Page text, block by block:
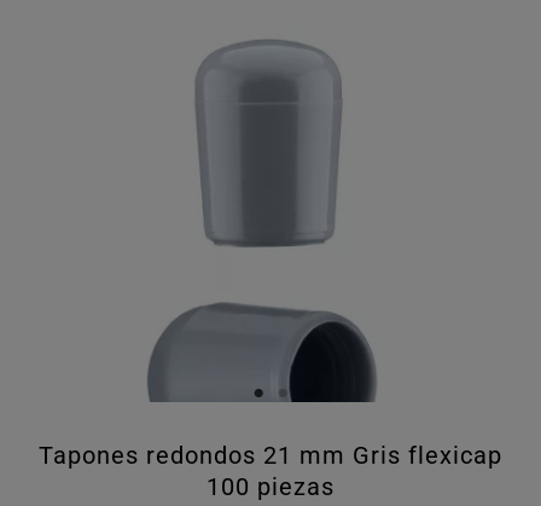
Tapones redondos 21 mm Gris flexicap
100 piezas